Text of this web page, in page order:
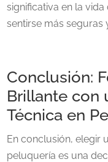
significativa en la
sentirse más seguras
Conclusión:
Brillante con
Técnica en
En conclusión, elegir
peluquería es una